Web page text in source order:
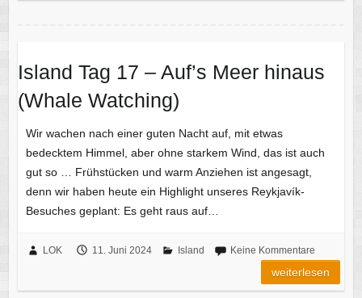
Island Tag 17 – Auf’s Meer hinaus
(Whale Watching)
Wir wachen nach einer guten Nacht auf, mit etwas
bedecktem Himmel, aber ohne starkem Wind, das ist auch
gut so … Frühstücken und warm Anziehen ist angesagt,
denn wir haben heute ein Highlight unseres Reykjavík-
Besuches geplant: Es geht raus auf…
LOK 11. Juni 2024 Island Keine Kommentare
weiterlesen